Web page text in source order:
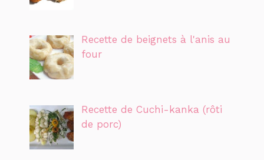
Recette de beignets à l'anis au
four
Recette de Cuchi-kanka (rôti
de porc)